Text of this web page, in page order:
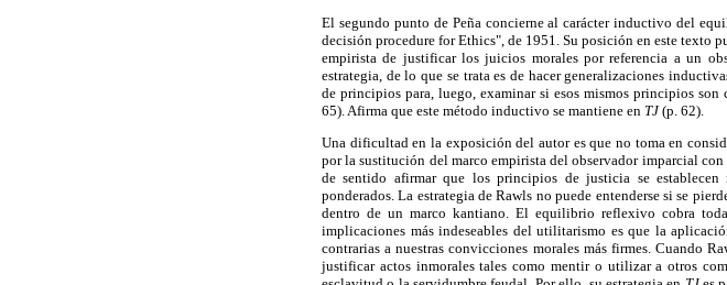
El segundo punto de Peña concierne al carácter inductivo del
decisión procedure for Ethics", de 1951. Su posición en este texto
empirista de justificar los juicios morales por referencia a un
estrategia, de lo que se trata es de hacer generalizaciones
de principios para, luego, examinar si esos mismos principios
65). Afirma que este método inductivo se mantiene en TJ (p. 62).
Una dificultad en la exposición del autor es que no toma en
por la sustitución del marco empirista del observador imparcial
de sentido afirmar que los principios de justicia se
ponderados. La estrategia de Rawls no puede entenderse si se
dentro de un marco kantiano. El equilibrio reflexivo cobra
implicaciones más indeseables del utilitarismo es que la
contrarias a nuestras convicciones morales más firmes. Cuando
justificar actos inmorales tales como mentir o utilizar a otros